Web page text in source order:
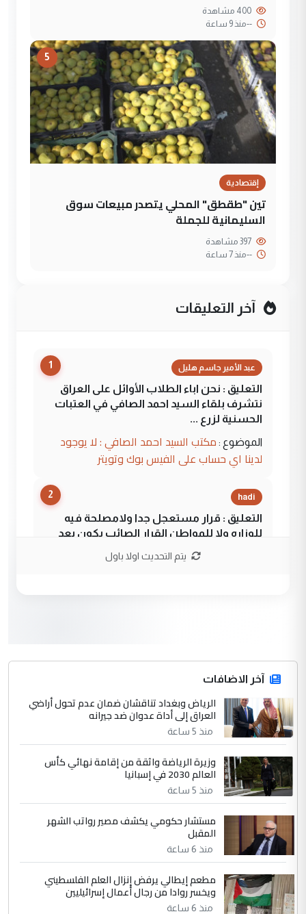
--منذ 9 ساعة
5
إقتصادية
تين "طقطق" المحلي يتصدر مبيعات سوق
السليمانية للجملة
--منذ 7 ساعة
آخر التعليقات
1 عبد الأمير جاسم هليل
التعليق : نحن اباء الطلاب الأوائل على العراق
نتشرف بلقاء السيد احمد الصافي في العتبات
الحسنية لزرع ...
الموضوع : مكتب السيد احمد الصافي : لا يوجود
لدينا اي حساب على الفيس بوك وتويتر
2 hadi
التعليق : قرار مستعجل جدا ولامصلحة فيه
للوزاره ولا للمواطن القرار الصائب يكون بعد
جنسية الرافد الثالث للعراق ومن اصول عريقة
ابا فرات ...
الموضوع :
الجواهري يرد على صدام حسين سل
مضجعيك يابن الزنا (نص كامل)
سردار
التعليق : واحد من عصابة علي ماما يسقط
جنسية الرافد الثالث للعراق ومن اصول عريقة
ابا فرات ...
الموضوع :
الجواهري يرد على صدام حسين سل
مضجعيك يابن الزنا (نص كامل)
5 حيدر عاشور
التعليق : تحياتي لك استاذ حامدتركان. كلام
يتم التحديث اولا باول
آخر الاضافات
الرياض وبغداد تناقشان ضمان عدم تحول أراضي
العراق إلى أداة عدوان ضد جيرانه
منذ 5 ساعة
وزيرة الرياضة واثقة من إقامة نهائي كأس
العالم 2030 في إسبانيا
منذ 5 ساعة
مستشار حكومي يكشف مصير رواتب الشهر
المقبل
منذ 6 ساعة
مطعم إيطالي يرفض إنزال العلم الفلسطيني
ويخسر روادا من رجال أعمال إسرائيليين
منذ 6 ساعة